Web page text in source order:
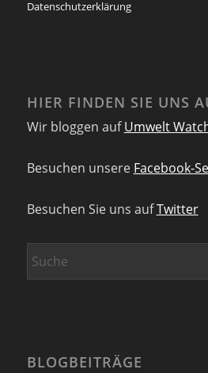
Datenschutzerklärung
HIER FINDEN SIE UNS
Wir bloggen aufUmwelt
Besuchen unsere Facebook-
Besuchen Sie uns aufTwitter
BLOGBEITRÄGE